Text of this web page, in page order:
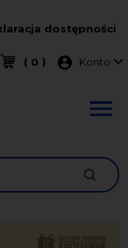
dostępności
( 0 ) Menu
Konto